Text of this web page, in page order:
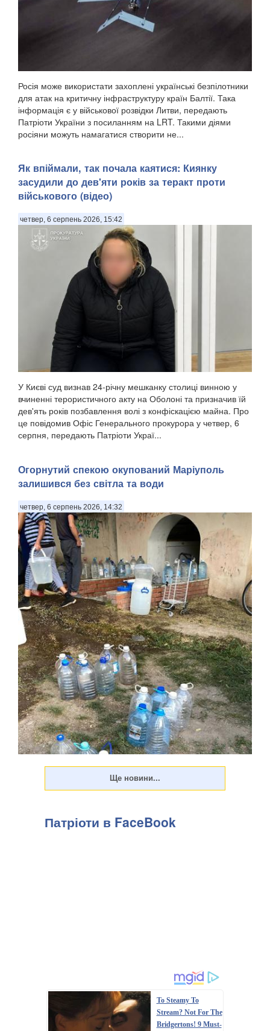
Росія може використати захоплені українські безпілотники
для атак на критичну інфраструктуру країн Балтії. Така
інформація є у військової розвідки Литви, передають
Патріоти України з посиланням на LRT. Такими діями
росіяни можуть намагатися створити не...
Як впіймали, так почала каятися: Киянку
засудили до дев'яти років за теракт проти
військового (відео)
четвер, 6 серпень 2026, 15:42
У Києві суд визнав 24-річну мешканку столиці винною у
вчиненні терористичного акту на Оболоні та призначив їй
дев'ять років позбавлення волі з конфіскацією майна. Про
це повідомив Офіс Генерального прокурора у четвер, 6
серпня, передають Патріоти Украї...
Огорнутий спекою окупований Маріуполь
залишився без світла та води
четвер, 6 серпень 2026, 14:32
Тимчасово захоплений російськими військами Маріуполь
Донецької області після вибухів, що пролунали 5 серпня
Маріупольську міську раду. . "У тимчасо...
Патріоти в FaceBook
To Steamy To
Stream? Not For The
Bridgertons! 9 Must-